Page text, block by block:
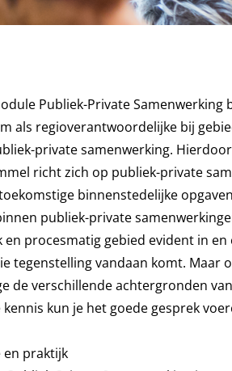
Publiek-Private
als regioverantwoordelijke bij
private samenwerking.
richt zich op publiek-private
binnenstedelijke
publiek-private
procesmatig gebied evident in
tegenstelling vandaan komt.
de verschillende achtergronden
kun je het goede gesprek
en praktijk